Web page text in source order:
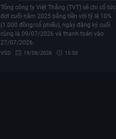
Tổng công ty Việt Thắng (TVT) sẽ chi cổ tức
đợt cuối năm 2025 bằng tiền với tỷ lệ 10%
(1.000 đồng/cổ phiếu), ngày đăng ký cuối
cùng là 09/07/2026 và thanh toán vào
27/07/2026.
VSD 19/06/2026 15:55